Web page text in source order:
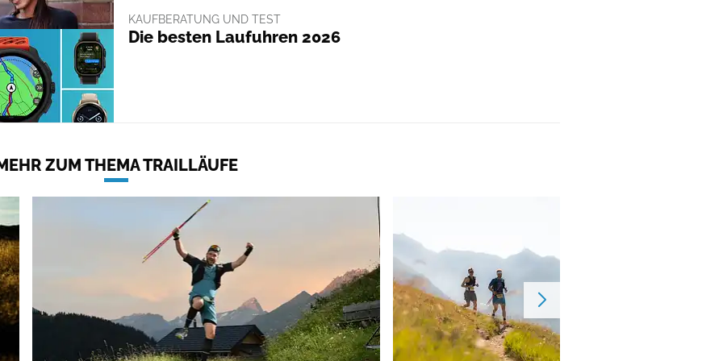
KAUFBERATUNG UND TEST
Die besten Laufuhren 2026
ZUM THEMA TRAILLÄUFE